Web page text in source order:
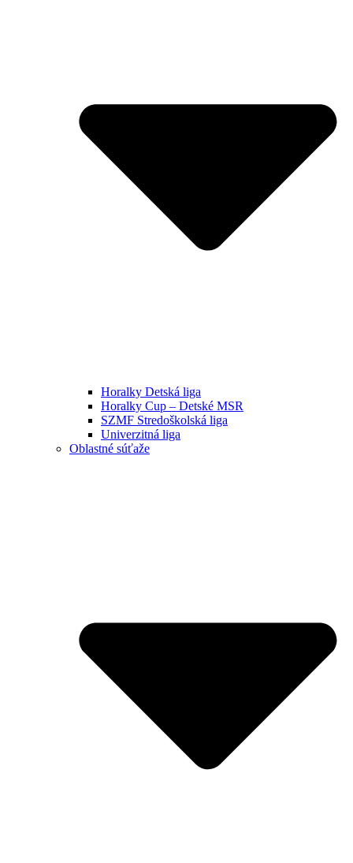
Horalky Detská liga
Horalky Cup – Detské MSR
SZMF Stredoškolská liga
Univerzitná liga
Oblastné súťaže